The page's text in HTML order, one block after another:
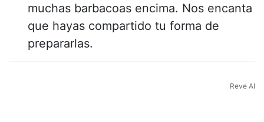
muchas barbacoas encima. Nos encanta
que hayas compartido tu forma de
prepararlas.
Reve AI